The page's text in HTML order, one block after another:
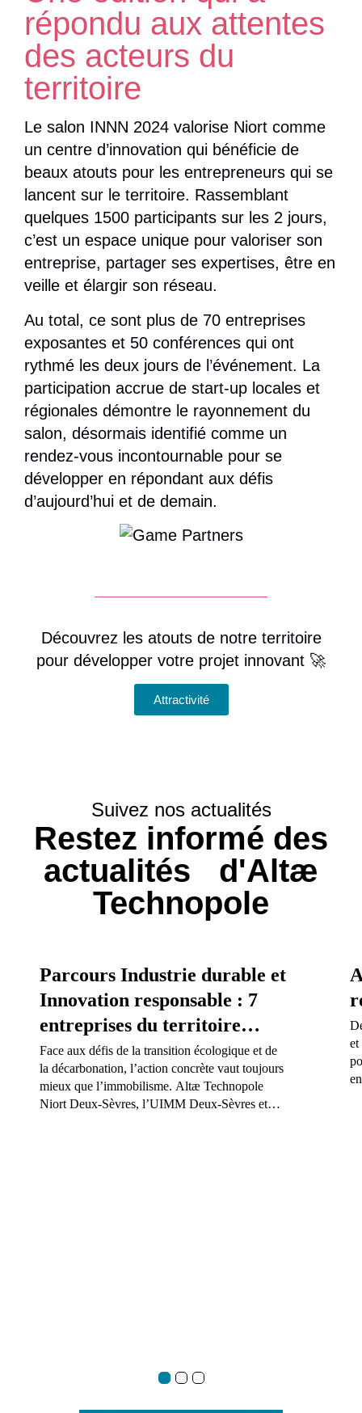
active vos ouvrages de protection
contre les submersions et
inondations ?
répondu aux attentes
des acteurs du
territoire
Le salon INNN 2024 valorise Niort comme
un centre d’innovation qui bénéficie de
beaux atouts pour les entrepreneurs qui se
lancent sur le territoire. Rassemblant
quelques 1500 participants sur les 2 jours,
c’est un espace unique pour valoriser son
entreprise, partager ses expertises, être en
veille et élargir son réseau.
Au total, ce sont plus de 70 entreprises
exposantes et 50 conférences qui ont
rythmé les deux jours de l’événement. La
participation accrue de start-up locales et
régionales démontre le rayonnement du
salon, désormais identifié comme un
rendez-vous incontournable pour se
développer en répondant aux défis
d’aujourd’hui et de demain.
Découvrez les atouts de notre territoire
pour développer votre projet innovant 🚀
Attractivité
Suivez nos actualités
Restez informé des
actualités d'Altæ
Technopole
Parcours Industrie durable et
Innovation responsable : 7
entreprises du territoire
s’engagent dans une
trajectoire pour l’avenir
Face aux défis de la transition écologique et de
la décarbonation, l’action concrète vaut toujours
mieux que l’immobilisme. Altæ Technopole
Niort Deux-Sèvres, l’UIMM Deux-Sèvres et
et